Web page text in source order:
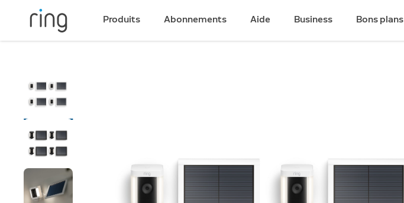
Produits Abonnements Aide Business Bons plans